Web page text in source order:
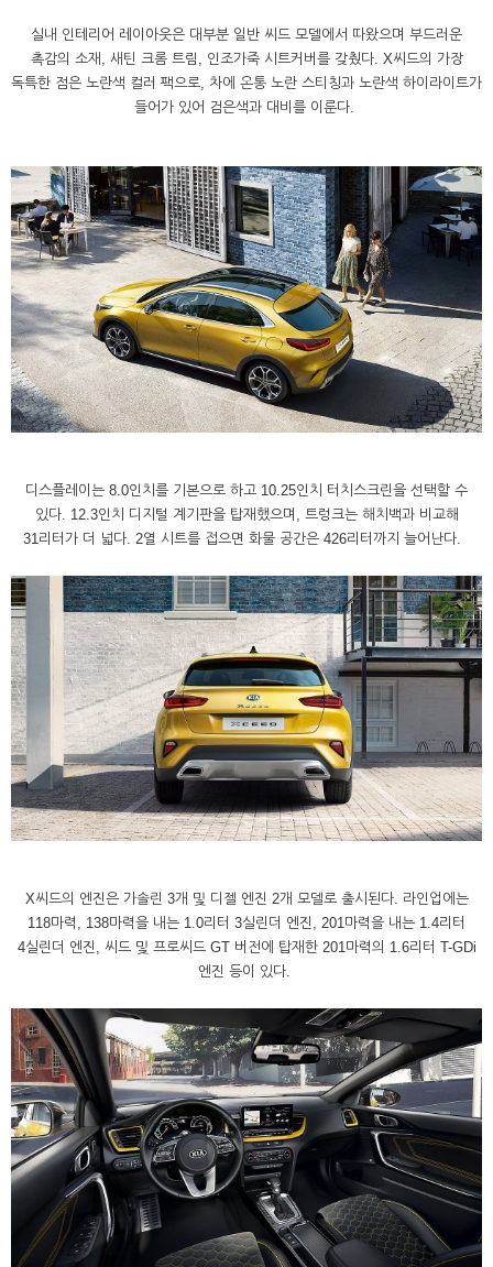
실내 인테리어 레이아웃은 대부분 일반 씨드 모델에서 따왔으며 부드러운
촉감의 소재, 새틴 크롬 트림, 인조가죽 시트커버를 갖췄다. X씨드의 가장
독특한 점은 노란색 컬러 팩으로, 차에 온통 노란 스티칭과 노란색 하이라이트가
들어가 있어 검은색과 대비를 이룬다.
디스플레이는 8.0인치를 기본으로 하고 10.25인치 터치스크린을 선택할 수
있다. 12.3인치 디지털 계기판을 탑재했으며, 트렁크는 해치백과 비교해
31리터가 더 넓다. 2열 시트를 접으면 화물 공간은 426리터까지 늘어난다.
X씨드의 엔진은 가솔린 3개 및 디젤 엔진 2개 모델로 출시된다. 라인업에는
118마력, 138마력을 내는 1.0리터 3실린더 엔진, 201마력을 내는 1.4리터
4실린더 엔진, 씨드 및 프로씨드 GT 버전에 탑재한 201마력의 1.6리터 T-GDi
엔진 등이 있다.